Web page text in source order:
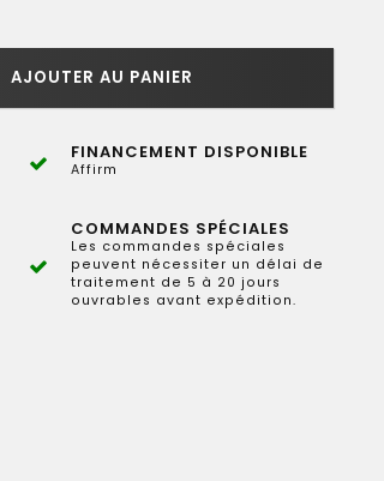
AJOUTER AU PANIER
FINANCEMENT DISPONIBLE
Affirm
COMMANDES SPÉCIALES
Les commandes spéciales
peuvent nécessiter un délai de
traitement de 5 à 20 jours
ouvrables avant expédition.